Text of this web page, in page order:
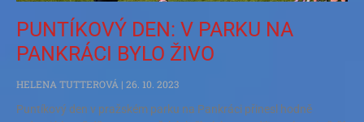
PUNTÍKOVÝ DEN: V PARKU NA
PANKRÁCI BYLO ŽIVO
HELENA TUTTEROVÁ
26. 10. 2023
Puntíkový den v pražském parku na Pankráci přinesl hodně